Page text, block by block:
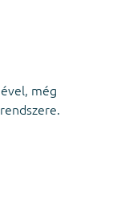
még